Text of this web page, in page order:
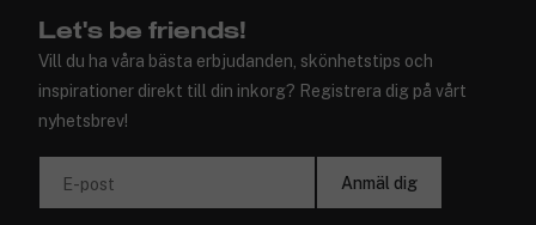
Let's be friends!
Vill du ha våra bästa erbjudanden, skönhetstips och
inspirationer direkt till din inkorg? Registrera dig på vårt
nyhetsbrev!
E-post Anmäl dig